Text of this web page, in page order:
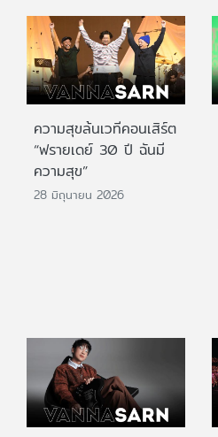
ความสุขล้นเวทีคอนเสิร์ต
“ฟรายเดย์ 30 ปี ฉันมี
ความสุข”
28 มิถุนายน 2026